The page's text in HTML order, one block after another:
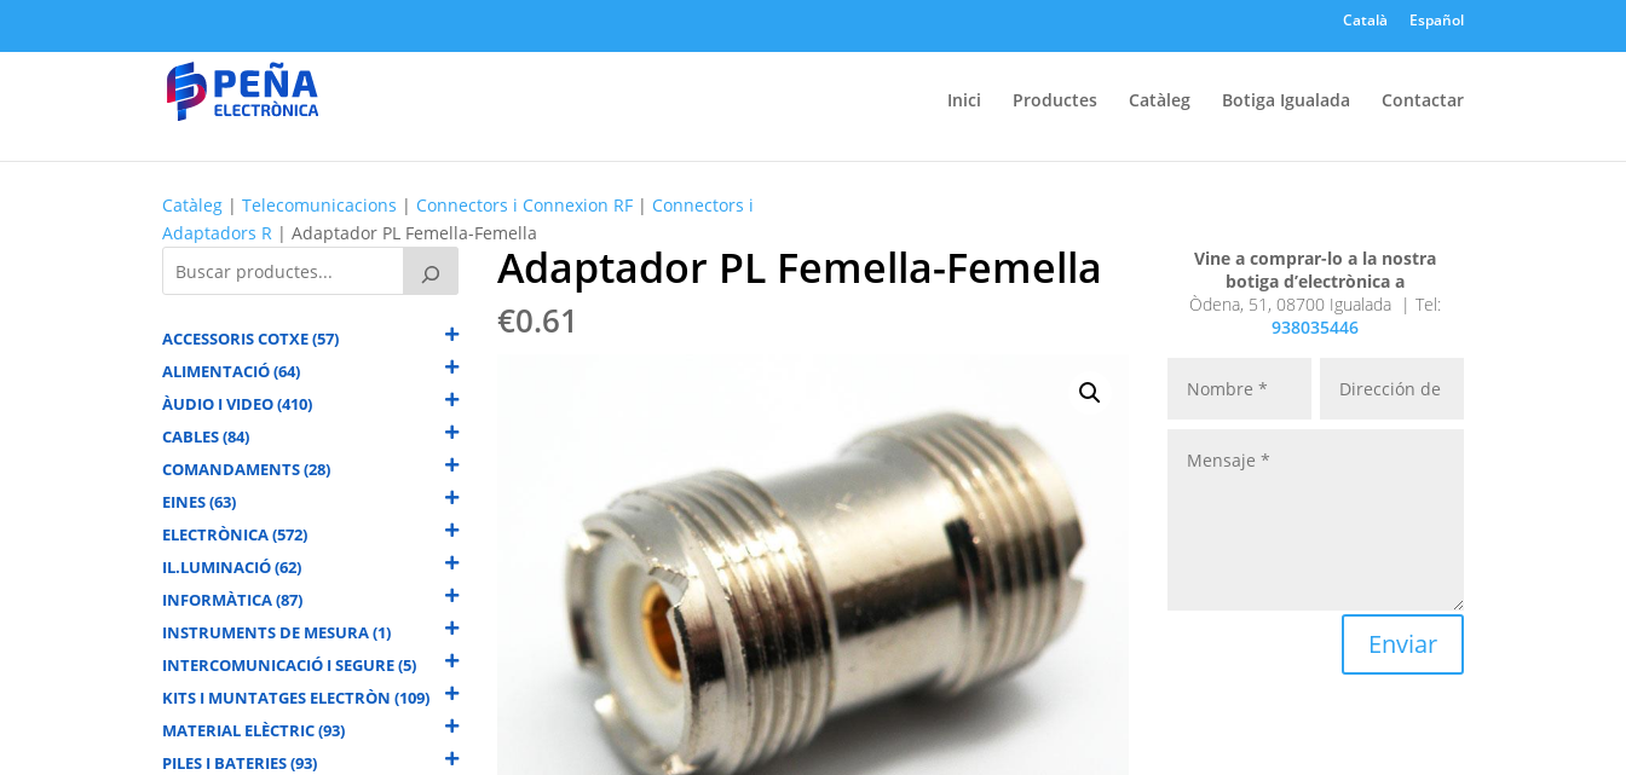
Català Español
Inici Productes Catàleg Botiga Igualada Contactar
Catàleg |Telecomunicacions | Connectors i Connexion RF | Connectors i
Adaptadors R | Adaptador PL Femella-Femella
ACCESSORIS COTXE (57)
ALIMENTACIÓ (64)
ÀUDIO I VIDEO (410)
CABLES (84)
COMANDAMENTS (28)
EINES (63)
ELECTRÒNICA (572)
IL.LUMINACIÓ (62)
INFORMÀTICA (87)
INSTRUMENTS DE MESURA (1)
INTERCOMUNICACIÓ I SEGURE (5)
KITS I MUNTATGES ELECTRÒN (109)
MATERIAL ELÈCTRIC (93)
PILES I BATERIES (93)
Adaptador PL Femella-Femella
€0.61
Vine a comprar-lo a la nostra
botiga d’electrònica a
Òdena, 51, 08700 Igualada |Tel:
938035446
Enviar